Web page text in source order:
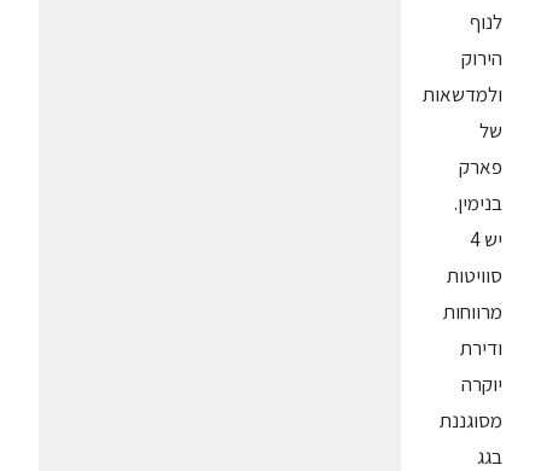
לנוף
הירוק
ולמדשאות
של
פארק
בנימין.
יש 4
סוויטות
מרווחות
ודירת
יוקרה
מסוגננת
בגג